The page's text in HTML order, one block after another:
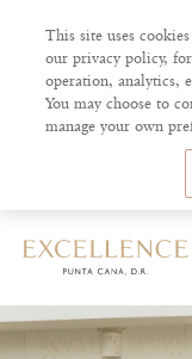
This site uses
our privacy policy,
operation, analytics,
You may choose to
manage your own